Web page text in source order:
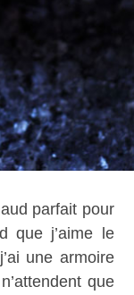
parfait pour
que j’aime le
une armoire
que